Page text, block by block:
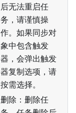
后无法重启任
务，请谨慎操
作。如果同步对
象中包含触发
器，会弹出触发
器复制选项，请
按需选择。
删除：删除任